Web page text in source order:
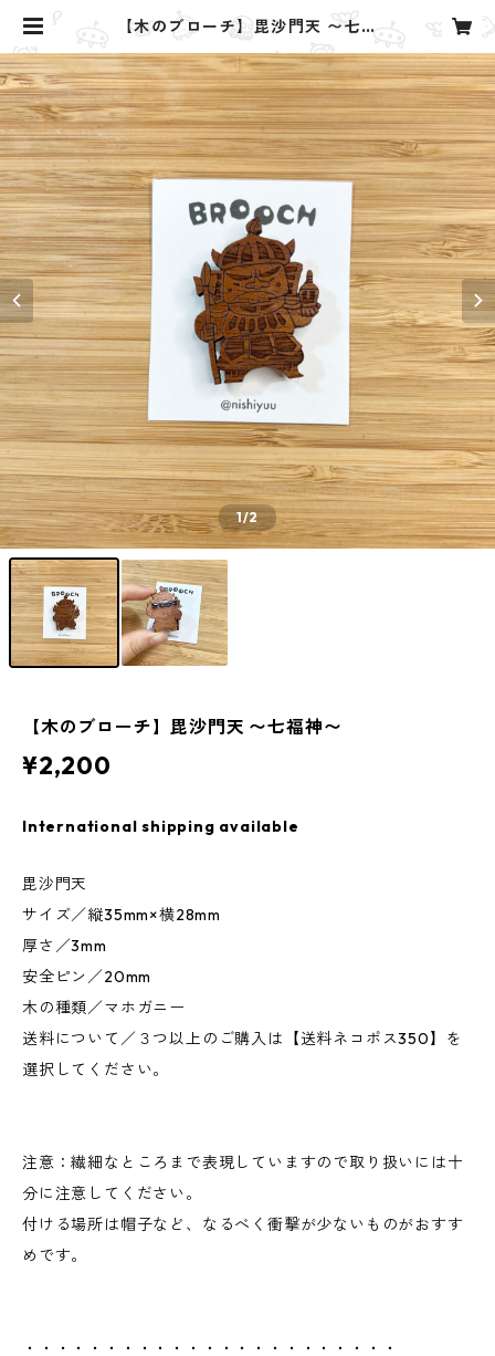
【木のブローチ】毘沙門天 〜七福
神〜 | Yuu. design studio
1/2
【木のブローチ】毘沙門天 〜七福神〜
¥2,200
International shipping available
毘沙門天
サイズ／縦35mm×横28mm
厚さ／3mm
安全ピン／20mm
木の種類／マホガニー
送料について／３つ以上のご購入は【送料ネコポス350】を
選択してください。
注意：繊細なところまで表現していますので取り扱いには十
分に注意してください。
付ける場所は帽子など、なるべく衝撃が少ないものがおすす
めです。
・・・・・・・・・・・・・・・・・・・・・・・